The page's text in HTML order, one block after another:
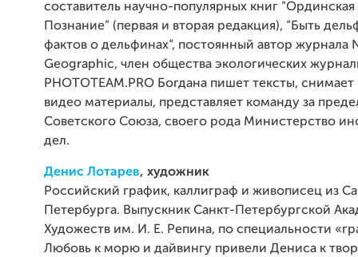
составитель научно-популярных книг
Познание” (первая и вторая редакция), “Быть
фактов о дельфинах“, постоянный автор журнала
Geographic, член общества экологических
PHOTOTEAM.PRO Богдана пишет тексты,
видео материалы, представляет команду за
Советского Союза, своего рода Министерство
дел.
Денис Лотарев, художник
Российский график, каллиграф и живописец из
Петербурга. Выпускник Санкт-Петербургской
Художеств им. И. Е. Репина, по специальности
Любовь к морю и дайвингу привели Дениса к